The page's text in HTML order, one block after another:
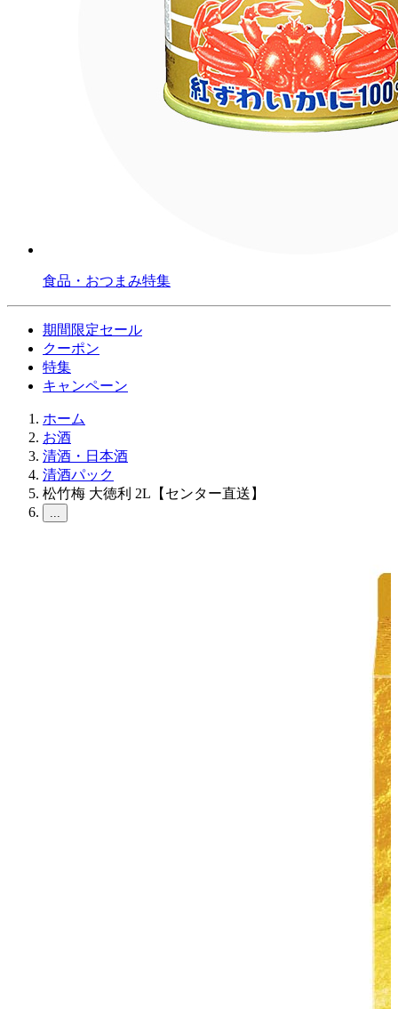
食品・おつまみ特集
期間限定セール
クーポン
特集
キャンペーン
ホーム
お酒
清酒・日本酒
清酒パック
松竹梅 大徳利 2L【センター直送】
...